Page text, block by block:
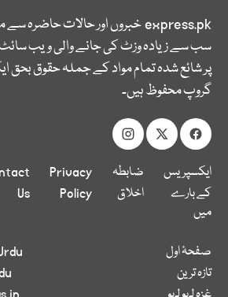
express.pkخبروں اور حالات حاضرہ سے
سب سے زیادہ وزٹ کی جانے والی ویب
پر شائع شدہ تمام مواد کے جملہ حقوق بحق
گروپ محفوظ ہیں۔
ایکسپریس
کے بارے
میں
ضابطہ
اخلاق
Privacy
Policy
Us
صفحۂ اول
تازہ ترین